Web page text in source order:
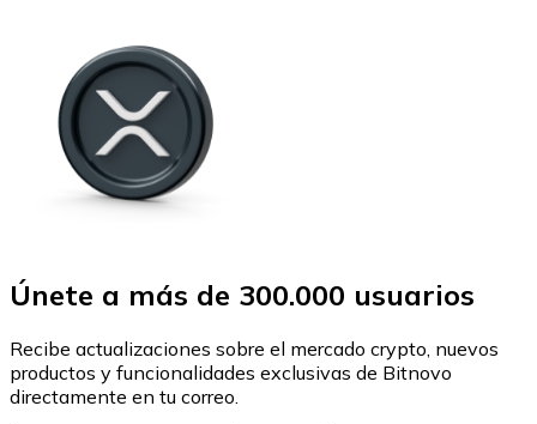
Únete a más de 300.000 usuarios
Recibe actualizaciones sobre el mercado crypto, nuevos
productos y funcionalidades exclusivas de Bitnovo
directamente en tu correo.